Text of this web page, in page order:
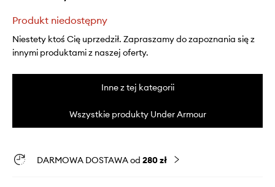
Produkt niedostępny
Niestety ktoś Cię uprzedził. Zapraszamy do zapoznania się z
innymi produktami z naszej oferty.
Inne z tej kategorii
Wszystkie produkty Under Armour
DARMOWA DOSTAWA od 280 zł